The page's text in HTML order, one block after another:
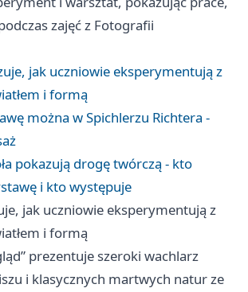
zajęć z Fotografii
jak uczniowie eksperymentują z
i formą
można w Spichlerzu Richtera -
pokazują drogę twórczą - kto
i kto występuje
jak uczniowie eksperymentują z
i formą
prezentuje szeroki wachlarz
i klasycznych martwych natur ze